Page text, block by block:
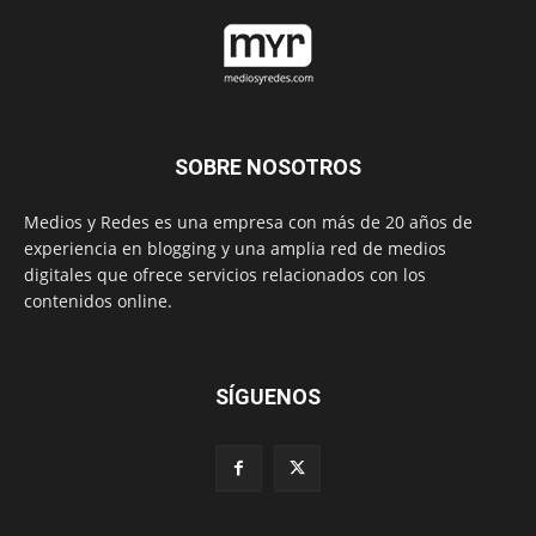
SOBRE NOSOTROS
Medios y Redes es una empresa con más de 20 años de
experiencia en blogging y una amplia red de medios
digitales que ofrece servicios relacionados con los
contenidos online.
SÍGUENOS